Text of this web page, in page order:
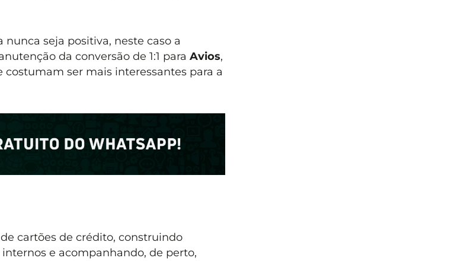
seja positiva, neste caso a
da conversão de 1:1 para Avios,
ser mais interessantes para a
cartões de crédito, construindo
e acompanhando, de perto,